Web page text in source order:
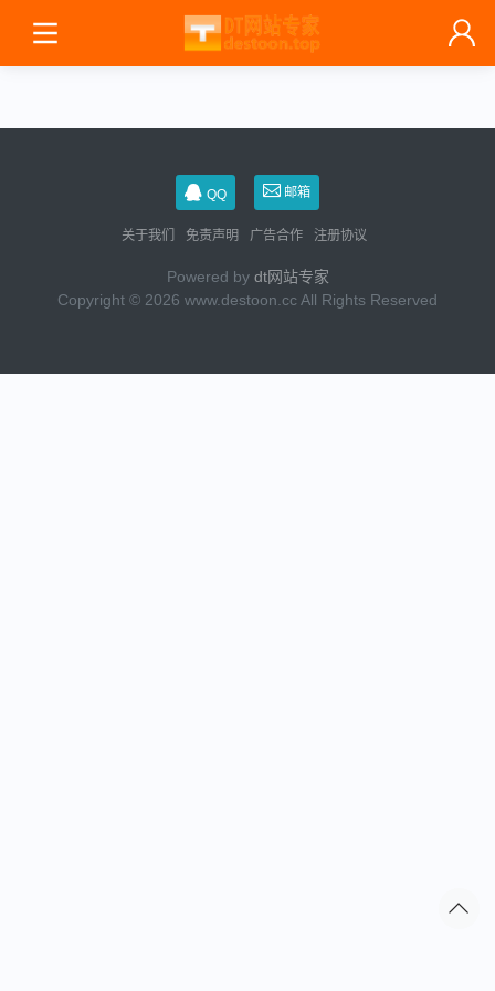
QQ 邮箱
关于我们 免责声明 广告合作 注册协议
Powered by dt网站专家
Copyright © 2026 www.destoon.cc All Rights Reserved